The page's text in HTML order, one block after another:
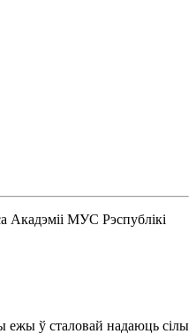
Акадэміі МУС Рэспублікі
ежы ў сталовай надаюць сілы